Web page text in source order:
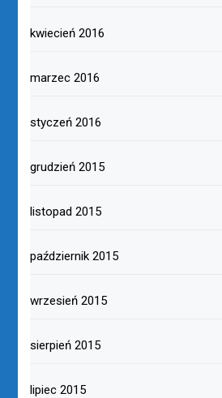
kwiecień 2016
marzec 2016
styczeń 2016
grudzień 2015
listopad 2015
październik 2015
wrzesień 2015
sierpień 2015
lipiec 2015